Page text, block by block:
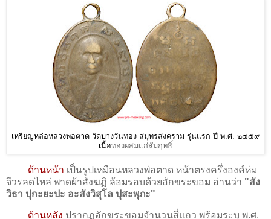
เหรียญหล่อหลวงพ่อตาด วัดบางวันทอง สมุทรสงคราม รุ่นแรก ปี พ.ศ. ๒๔๕๙
เนื้อทองผสมแก่สัมฤทธิ์
ด้านหน้า เป็นรูปเหมือนหลวงพ่อตาด หน้าตรงครึ่งองค์ห่ม
จีวรลดไหล่ พาดผ้าสังฆฏิ ล้อมรอบด้วยอักขระขอม อ่านว่า "สัง
วิธา ปุกะยะปะ อะสังวิสุโล ปุสะพุภะ"
ด้านหลัง ปรากฏอักขระขอมจำนวนสี่แถว พร้อมระบุ พ.ศ.